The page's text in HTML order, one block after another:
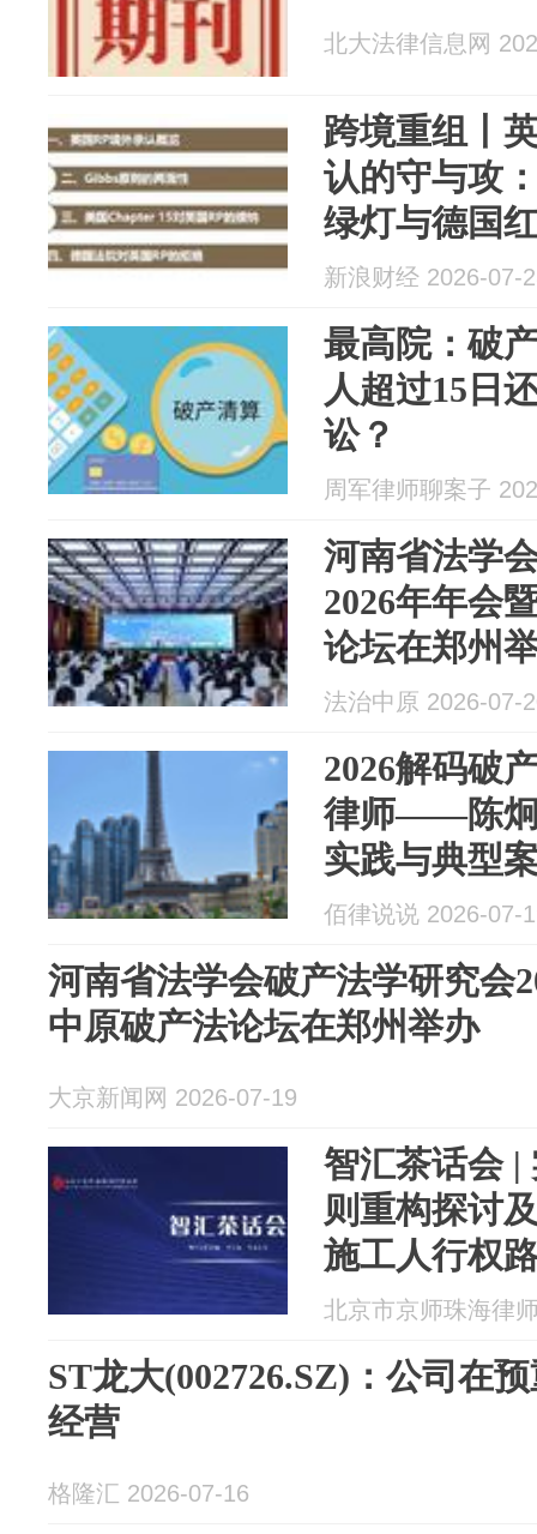
北大法律信息网
跨境重组丨
认的守与攻
绿灯与德国
新浪财经 2026-07-
最高院：破
人超过15日
讼？
周军律师聊案子
河南省法学
2026年年会
论坛在郑州
法治中原 2026-07-
2026解码破
律师——陈炯
实践与典型
佰律说说 2026-07-
河南省法学会破产法学研究会
中原破产法论坛在郑州举办
大京新闻网 2026-07-19
智汇茶话会 |
则重构探讨
施工人行权
沙龙
北京市京师珠海律
ST龙大(002726.SZ)：公司在
经营
格隆汇 2026-07-16